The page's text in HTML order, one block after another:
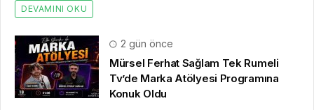
DEVAMINI OKU
2 gün önce
Mürsel Ferhat Sağlam Tek Rumeli
Tv’de Marka Atölyesi Programına
Konuk Oldu